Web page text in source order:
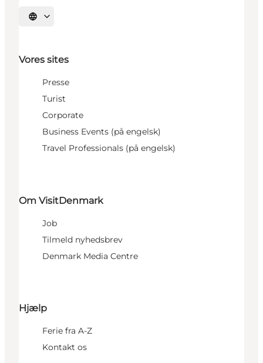
Vælg sprog
Vores sites
Presse
Turist
Corporate
Business Events (på engelsk)
Travel Professionals (på engelsk)
Om VisitDenmark
Job
Tilmeld nyhedsbrev
Denmark Media Centre
Hjælp
Ferie fra A-Z
Kontakt os